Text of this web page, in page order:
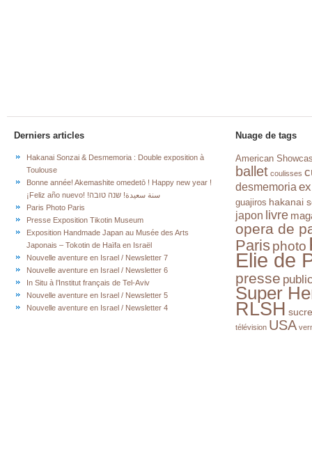
Derniers articles
Hakanai Sonzai & Desmemoria : Double exposition à
Toulouse
Bonne année! Akemashite omedetō ! Happy new year !
¡Feliz año nuevo! !سنة سعيدة! שנה טובה
Paris Photo Paris
Presse Exposition Tikotin Museum
Exposition Handmade Japan au Musée des Arts
Japonais – Tokotin de Haïfa en Israël
Nouvelle aventure en Israel / Newsletter 7
Nouvelle aventure en Israel / Newsletter 6
In Situ à l’Institut français de Tel-Aviv
Nouvelle aventure en Israel / Newsletter 5
Nouvelle aventure en Israel / Newsletter 4
Nuage de tags
American
ballet coulisses
desmemoria
guajiros hakanai
japon livre
opera de
Paris photo
Elie de
presse
Super
RLSH sucre
télévision USA